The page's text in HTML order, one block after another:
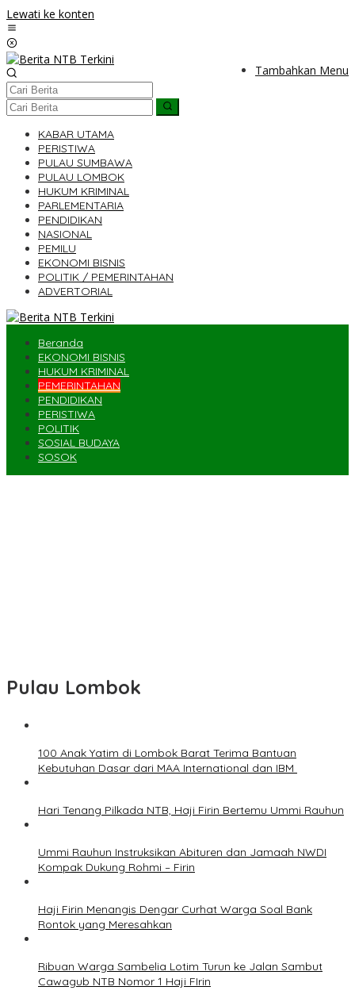
Lewati ke konten
Tambahkan Menu
KABAR UTAMA
PERISTIWA
PULAU SUMBAWA
PULAU LOMBOK
HUKUM KRIMINAL
PARLEMENTARIA
PENDIDIKAN
NASIONAL
PEMILU
EKONOMI BISNIS
POLITIK / PEMERINTAHAN
ADVERTORIAL
Beranda
EKONOMI BISNIS
HUKUM KRIMINAL
PEMERINTAHAN
PENDIDIKAN
PERISTIWA
POLITIK
SOSIAL BUDAYA
SOSOK
Pulau Lombok
100 Anak Yatim di Lombok Barat Terima Bantuan
Kebutuhan Dasar dari MAA International dan IBM
Hari Tenang Pilkada NTB, Haji Firin Bertemu Ummi Rauhun
Ummi Rauhun Instruksikan Abituren dan Jamaah NWDI
Kompak Dukung Rohmi – Firin
Haji Firin Menangis Dengar Curhat Warga Soal Bank
Rontok yang Meresahkan
Ribuan Warga Sambelia Lotim Turun ke Jalan Sambut
Cawagub NTB Nomor 1 Haji FIrin